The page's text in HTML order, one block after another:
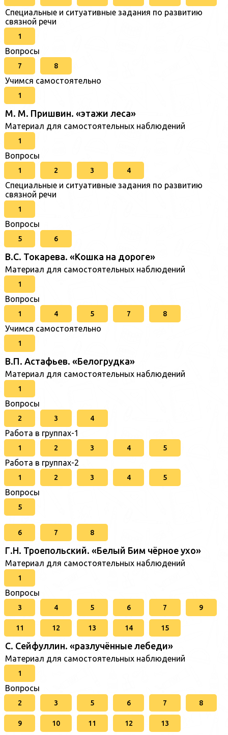
Специальные и ситуативные задания по развитию
связной речи
1
Вопросы
7 8
Учимся самостоятельно
1
М. М. Пришвин. «этажи леса»
Материал для самостоятельных наблюдений
1
Вопросы
1 2 3 4
Специальные и ситуативные задания по развитию
связной речи
1
Вопросы
5 6
В.С. Токарева. «Кошка на дороге»
Материал для самостоятельных наблюдений
1
Вопросы
1 4 5 7 8
Учимся самостоятельно
1
В.П. Астафьев. «Белогрудка»
Материал для самостоятельных наблюдений
1
Вопросы
2 3 4
Работа в группах-1
1 2 3 4 5
Работа в группах-2
1 2 3 4 5
Вопросы
5
6 7 8
Г.Н. Троепольский. «Белый Бим чёрное ухо»
Материал для самостоятельных наблюдений
1
Вопросы
3 4 5 6 7 9
11 12 13 14 15
C. Cейфуллин. «разлучённые лебеди»
Материал для самостоятельных наблюдений
1
Вопросы
2 3 5 6 7 8
9 10 11 12 13